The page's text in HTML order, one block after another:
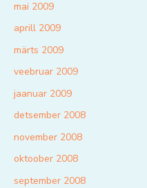
mai 2009
aprill 2009
märts 2009
veebruar 2009
jaanuar 2009
detsember 2008
november 2008
oktoober 2008
september 2008